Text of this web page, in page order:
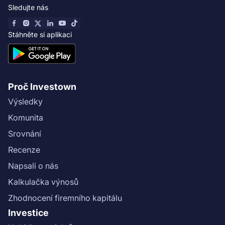
Sledujte nás
Stáhněte si aplikaci
Proč Investown
Výsledky
Komunita
Srovnání
Recenze
Napsali o nás
Kalkulačka výnosů
Zhodnocení firemního kapitálu
Investice